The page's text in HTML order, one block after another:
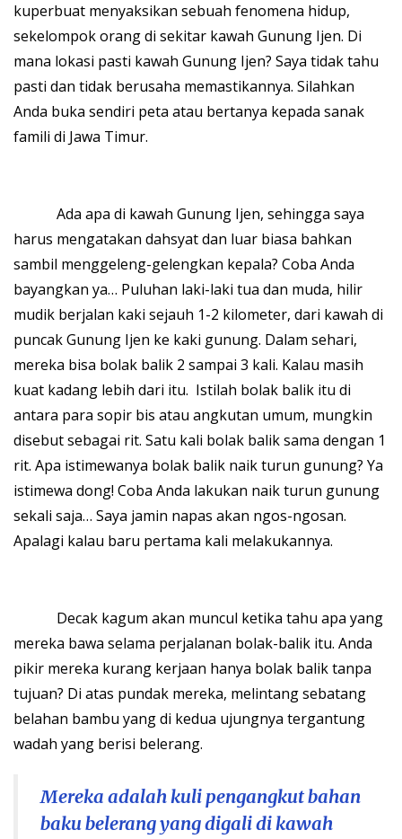
kuperbuat menyaksikan sebuah fenomena hidup,
sekelompok orang di sekitar kawah Gunung Ijen. Di
mana lokasi pasti kawah Gunung Ijen? Saya tidak tahu
pasti dan tidak berusaha memastikannya. Silahkan
Anda buka sendiri peta atau bertanya kepada sanak
famili di Jawa Timur.
Ada apa di kawah Gunung Ijen, sehingga saya
harus mengatakan dahsyat dan luar biasa bahkan
sambil menggeleng-gelengkan kepala? Coba Anda
bayangkan ya… Puluhan laki-laki tua dan muda, hilir
mudik berjalan kaki sejauh 1-2 kilometer, dari kawah di
puncak Gunung Ijen ke kaki gunung. Dalam sehari,
mereka bisa bolak balik 2 sampai 3 kali. Kalau masih
kuat kadang lebih dari itu. Istilah bolak balik itu di
antara para sopir bis atau angkutan umum, mungkin
disebut sebagai rit. Satu kali bolak balik sama dengan 1
rit. Apa istimewanya bolak balik naik turun gunung? Ya
istimewa dong! Coba Anda lakukan naik turun gunung
sekali saja… Saya jamin napas akan ngos-ngosan.
Apalagi kalau baru pertama kali melakukannya.
Decak kagum akan muncul ketika tahu apa yang
mereka bawa selama perjalanan bolak-balik itu. Anda
pikir mereka kurang kerjaan hanya bolak balik tanpa
tujuan? Di atas pundak mereka, melintang sebatang
belahan bambu yang di kedua ujungnya tergantung
wadah yang berisi belerang.
Mereka adalah kuli pengangkut bahan
baku belerang yang digali di kawah